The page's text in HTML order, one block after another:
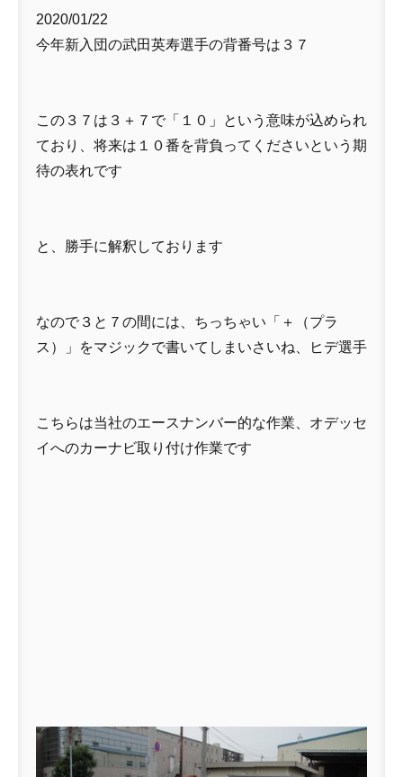
2020/01/22
今年新入団の武田英寿選手の背番号は３７
この３７は３＋７で「１０」という意味が込められ
ており、将来は１０番を背負ってくださいという期
待の表れです
と、勝手に解釈しております
なので３と７の間には、ちっちゃい「＋（プラ
ス）」をマジックで書いてしまいさいね、ヒデ選手
こちらは当社のエースナンバー的な作業、オデッセ
イへのカーナビ取り付け作業です